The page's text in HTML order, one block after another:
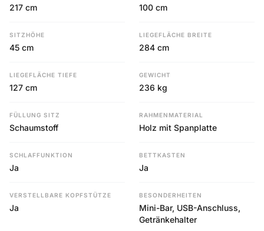
217 cm 100 cm
SITZHÖHE
45 cm
LIEGEFLÄCHE BREITE
284 cm
LIEGEFLÄCHE TIEFE
127 cm
GEWICHT
236 kg
FÜLLUNG SITZ
Schaumstoff
RAHMENMATERIAL
Holz mit Spanplatte
SCHLAFFUNKTION
Ja
BETTKASTEN
Ja
VERSTELLBARE KOPFSTÜTZE
Ja
BESONDERHEITEN
Mini-Bar, USB-Anschluss,
Getränkehalter